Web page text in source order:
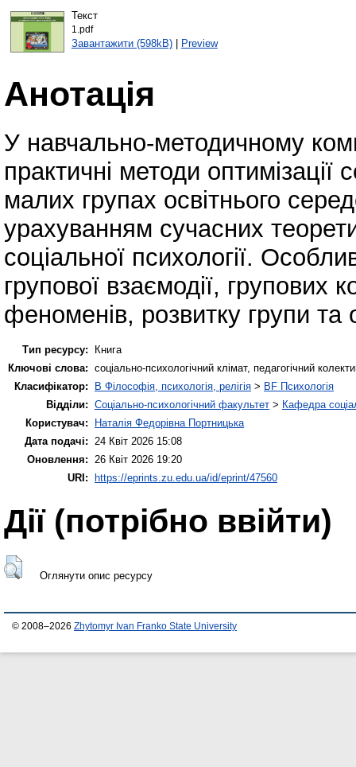
Текст
1.pdf
Завантажити (598kB)| Preview
Анотація
У навчально-методичному
практичні методи оптимізації
малих групах освітнього
урахуванням сучасних
соціальної психології.
групової взаємодії, групових
феноменів, розвитку групи та
Тип ресурсу:
Книга
Ключові слова: соціально-психологічний клімат, педагогічний
Класифікатор:
B Філософія, психологія, релігія > BF Психологія
Відділи: Соціально-психологічний факультет > Кафедра
Користувач:
Наталія Федорівна Портницька
Дата подачі:
24 Квіт 2026 15:08
Оновлення:
26 Квіт 2026 19:20
URI: https://eprints.zu.edu.ua/id/eprint/47560
Дії ​​(потрібно ввійти)
Оглянути опис ресурсу
© 2008–2026 Zhytomyr Ivan Franko State University